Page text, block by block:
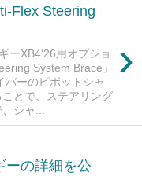
Flex Steering
›
ーXB4‘26用オプショ
System Brace」
バーのピボットシャ
とで、ステアリング
シャ...
ーの詳細を公